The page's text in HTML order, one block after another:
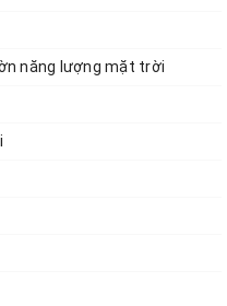
năng lượng mặt trời